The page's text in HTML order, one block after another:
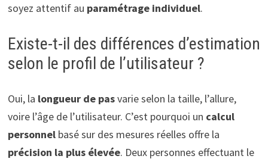
soyez attentif au paramétrage individuel.
Existe-t-il des différences d’estimation
selon le profil de l’utilisateur ?
Oui, la longueur de pasvarie selon la taille, l’allure,
voire l’âge de l’utilisateur. C’est pourquoi un calcul
personnelbasé sur des mesures réelles offre la
précision la plus élevée. Deux personnes effectuant le